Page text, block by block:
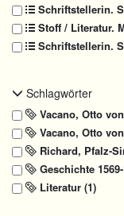
Schriftstellerin.
Stoff / Literatur.
Schriftstellerin.
Schlagwörter
Vacano, Otto
Vacano, Otto
Richard, Pfalz-
Geschichte
Literatur (1)